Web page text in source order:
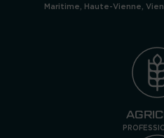
Maritime, Haute-Vienne,